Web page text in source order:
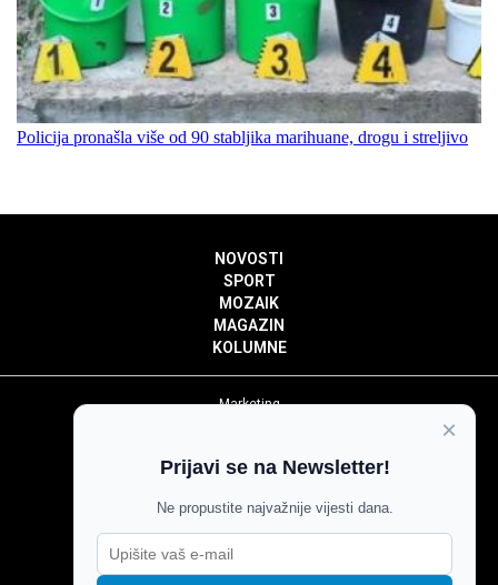
Policija pronašla više od 90 stabljika marihuane, drogu i streljivo
NOVOSTI
SPORT
MOZAIK
MAGAZIN
KOLUMNE
Marketing
Impressum
Pravila komentiranja
Agroglas
×
Prijavi se na Newsletter!
Ne propustite najvažnije vijesti dana.